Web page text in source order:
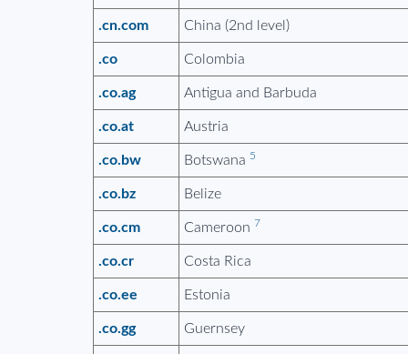
.cn.com China (2nd level)
.co Colombia
.co.ag Antigua and Barbuda
.co.at Austria
.co.bw Botswana 5
.co.bz Belize
.co.cm Cameroon 7
.co.cr Costa Rica
.co.ee Estonia
.co.gg Guernsey